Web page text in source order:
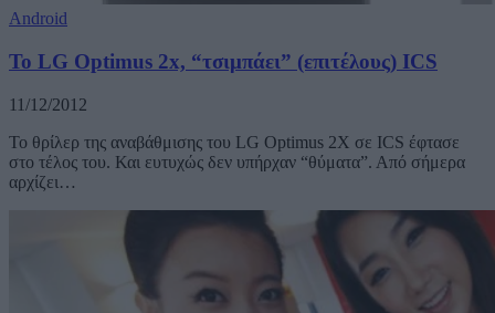
Android
Το LG Optimus 2x, “τσιμπάει” (επιτέλους) ICS
11/12/2012
Το θρίλερ της αναβάθμισης του LG Optimus 2X σε ICS έφτασε
στο τέλος του. Και ευτυχώς δεν υπήρχαν “θύματα”. Από σήμερα
αρχίζει…